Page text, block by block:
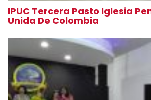
IPUC Tercera Pasto Iglesia
Unida De Colombia